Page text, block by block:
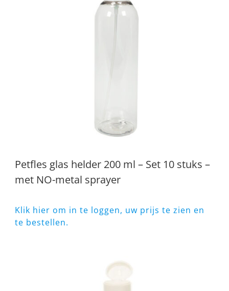
Petfles glas helder 200 ml – Set 10 stuks –
met NO-metal sprayer
Klik hier om in te loggen, uw prijs te zien en
te bestellen.